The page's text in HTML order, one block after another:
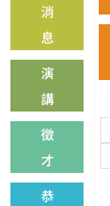
消
息
演
講
徵
才
恭